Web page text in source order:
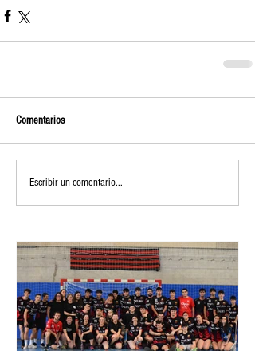
Comentarios
Escribir un comentario...